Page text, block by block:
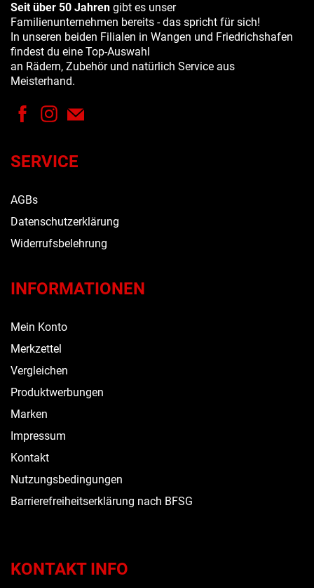
Seit über 50 Jahren gibt es unser
Familienunternehmen bereits - das spricht für sich!
In unseren beiden Filialen in Wangen und Friedrichshafen
findest du eine Top-Auswahl
an Rädern, Zubehör und natürlich Service aus
Meisterhand.
SERVICE
AGBs
Datenschutzerklärung
Widerrufsbelehrung
INFORMATIONEN
Mein Konto
Merkzettel
Vergleichen
Produktwerbungen
Marken
Impressum
Kontakt
Nutzungsbedingungen
Barrierefreiheitserklärung nach BFSG
KONTAKT INFO